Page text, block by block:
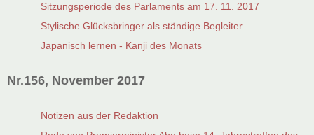
Sitzungsperiode des Parlaments am 17. 11. 2017
Stylische Glücksbringer als ständige Begleiter
Japanisch lernen - Kanji des Monats
Nr.156, November 2017
Notizen aus der Redaktion